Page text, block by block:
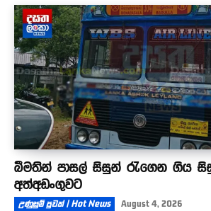
බීමතින් පාසල් සිසුන් රැගෙන ගිය
අත්අඩංගුවට
උණුසුම් පුවත් | Hot News August 4, 2026